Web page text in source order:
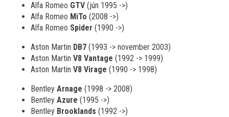
Alfa Romeo GTV (jún 1995 ->)
Alfa Romeo MiTo (2008 ->)
Alfa Romeo Spider (1990 ->)
Aston Martin DB7 (1993 -> november 2003)
Aston Martin V8 Vantage (1992 -> 1999)
Aston Martin V8 Virage (1990 -> 1998)
Bentley Arnage (1998 -> 2008)
Bentley Azure (1995 ->)
Bentley Brooklands (1992 ->)